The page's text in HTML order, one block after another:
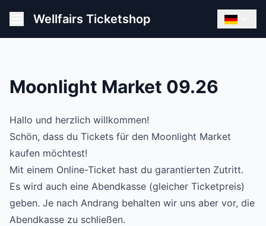
Wellfairs Ticketshop
Moonlight Market 09.26
Hallo und herzlich willkommen!
Schön, dass du Tickets für den Moonlight Market
kaufen möchtest!
Mit einem Online-Ticket hast du garantierten Zutritt.
Es wird auch eine Abendkasse (gleicher Ticketpreis)
geben. Je nach Andrang behalten wir uns aber vor, die
Abendkasse zu schließen.